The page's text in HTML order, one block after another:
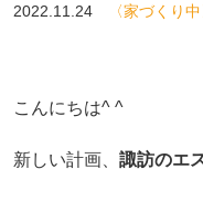
2022.11.24 〈家づくり
こんにちは^ ^
新しい計画、 諏訪のエ